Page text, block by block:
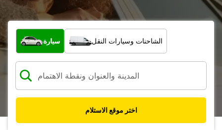
ما نوع المركبة؟
سيارة الشاحنات وسيارات النقل
اختر موقع الاستلام